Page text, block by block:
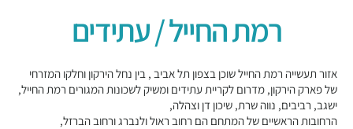
רמת החייל / עתידים
אזור תעשייה רמת החייל שוכן בצפון תל אביב , בין נחל הירקון וחלקו המזרחי
של פארק הירקון, מדרום לקריית עתידים ומשיק לשכונות המגורים רמת החייל,
ישגב, רביבים, נווה שרת, שיכון דן וצהלה,
הרחובות הראשיים של המתחם הם רחוב ראול ולנברג ורחוב הברזל,